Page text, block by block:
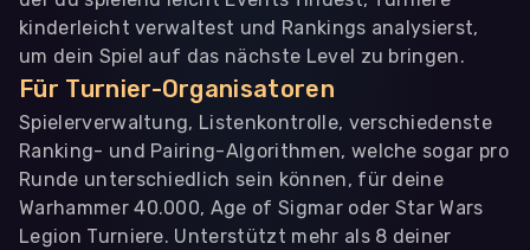
kinderleicht verwaltest und Rankings analysierst,
um dein Spiel auf das nächste Level zu bringen.
Für Turnier-Organisatoren
Spielerverwaltung, Listenkontrolle, verschiedenste
Ranking- und Pairing-Algorithmen, welche sogar pro
Runde unterschiedlich sein können, für deine
Warhammer 40.000, Age of Sigmar oder Star Wars
Legion Turniere. Unterstützt mehr als 8 deiner